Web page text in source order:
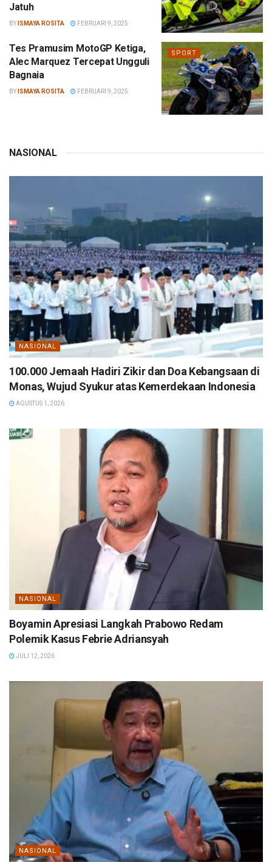
Jatuh
BY ISMAYA ROSITA FEBRUARI 9, 2025
SPORT
Tes Pramusim MotoGP Ketiga,
Alec Marquez Tercepat Ungguli
Bagnaia
BY ISMAYA ROSITA FEBRUARI 9, 2025
NASIONAL
NASIONAL
100.000 Jemaah Hadiri Zikir dan Doa Kebangsaan di
Monas, Wujud Syukur atas Kemerdekaan Indonesia
AGUSTUS 1, 2026
NASIONAL
Boyamin Apresiasi Langkah Prabowo Redam
Polemik Kasus Febrie Adriansyah
JULI 12, 2026
NASIONAL